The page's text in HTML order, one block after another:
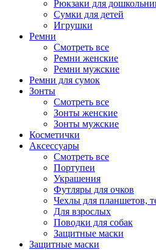
Рюкзаки для
Сумки для детей
Игрушки
Ремни
Смотреть все
Ремни женские
Ремни мужские
Ремни для сумок
Зонты
Смотреть все
Зонты женские
Зонты мужские
Косметички
Аксессуары
Смотреть все
Портупеи
Украшения
Футляры для очков
Чехлы для планшетов,
Для взрослых
Поводки для собак
Защитные маски
Защитные маски